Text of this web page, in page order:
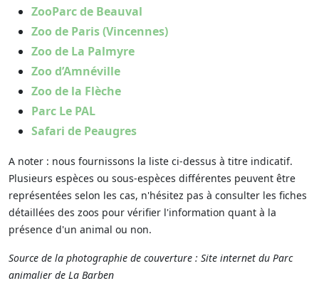
ZooParc de Beauval
Zoo de Paris (Vincennes)
Zoo de La Palmyre
Zoo d’Amnéville
Zoo de la Flèche
Parc Le PAL
Safari de Peaugres
A noter : nous fournissons la liste ci-dessus à titre indicatif.
Plusieurs espèces ou sous-espèces différentes peuvent être
représentées selon les cas, n'hésitez pas à consulter les fiches
détaillées des zoos pour vérifier l'information quant à la
présence d'un animal ou non.
Source de la photographie de couverture : Site internet du Parc
animalier de La Barben